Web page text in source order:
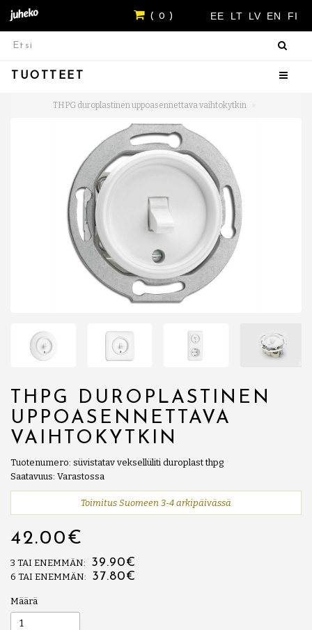
EE LT LV EN FI
( 0 )
TUOTTEET
THPG duroplastinen uppoasennettava vaihtokytkin
THPG DUROPLASTINEN
UPPOASENNETTAVA
VAIHTOKYTKIN
Tuotenumero: süvistatav veksellüliti duroplast thpg
Saatavuus: Varastossa
Toimitus Suomeen 3-4 arkipäivässä
42.00€
3 TAI ENEMMÄN: 39.90€
6 TAI ENEMMÄN: 37.80€
Määrä